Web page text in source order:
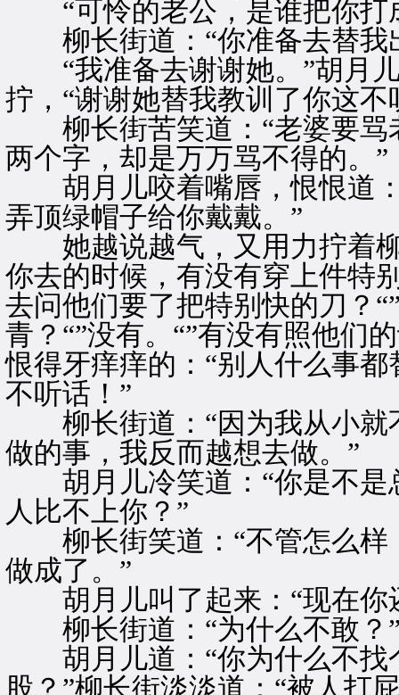
“可怜的老公，是谁把你打
柳长街道：“你准备去替我
“我准备去谢谢她。”胡月儿
拧，“谢谢她替我教训了你这不
柳长街苦笑道：“老婆要骂
两个字，却是万万骂不得的。”
胡月儿咬着嘴唇，恨恨道：
弄顶绿帽子给你戴戴。”
她越说越气，又用力拧着柳
你去的时候，有没有穿上件特
去问他们要了把特别快的刀？
青？“”没有。“”有没有照他们
恨得牙痒痒的：“别人什么事
不听话！”
柳长街道：“因为我从小就
做的事，我反而越想去做。”
胡月儿冷笑道：“你是不是
人比不上你？”
柳长街笑道：“不管怎么样
做成了。”
胡月儿叫了起来：“现在你
柳长街道：“为什么不敢？
胡月儿道：“你为什么不找
股？”柳长街淡淡道：“被人打